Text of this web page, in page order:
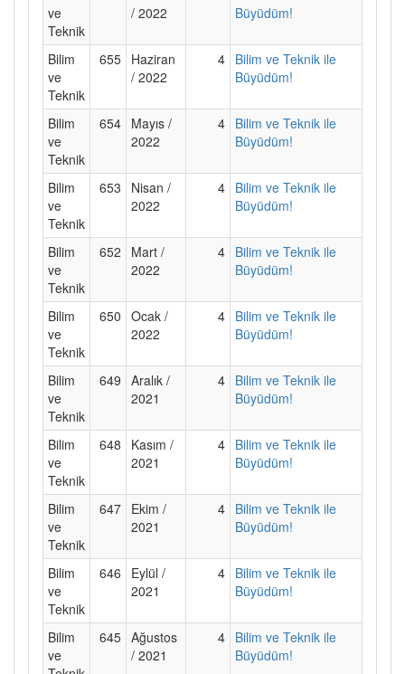
ve
Teknik
/ 2022
Büyüdüm!
Bilim
ve
Teknik
655 Haziran
/ 2022
4 Bilim ve Teknik ile
Büyüdüm!
Bilim
ve
Teknik
654 Mayıs /
2022
4 Bilim ve Teknik ile
Büyüdüm!
Bilim
ve
Teknik
653
Nisan /
2022
4 Bilim ve Teknik ile
Büyüdüm!
Bilim
ve
Teknik
652
Mart /
2022
4 Bilim ve Teknik ile
Büyüdüm!
Bilim
ve
Teknik
650 Ocak /
2022
4 Bilim ve Teknik ile
Büyüdüm!
Bilim
ve
Teknik
649 Aralık /
2021
4 Bilim ve Teknik ile
Büyüdüm!
Bilim
ve
Teknik
648
Kasım /
2021
4 Bilim ve Teknik ile
Büyüdüm!
Bilim
ve
Teknik
647 Ekim /
2021
4 Bilim ve Teknik ile
Büyüdüm!
Bilim
ve
Teknik
646
Eylül /
2021
4 Bilim ve Teknik ile
Büyüdüm!
Bilim
ve
645 Ağustos
/ 2021
4 Bilim ve Teknik ile
Büyüdüm!